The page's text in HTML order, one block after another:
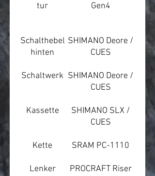
tur
Gen4
Schalthebel
hinten
SHIMANO Deore /
CUES
Schaltwerk SHIMANO Deore /
CUES
Kassette
SHIMANO SLX /
CUES
Kette SRAM PC-1110
Lenker
PROCRAFT Riser